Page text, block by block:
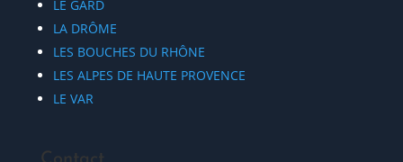
LE GARD
LA DRÔME
LES BOUCHES DU RHÔNE
LES ALPES DE HAUTE PROVENCE
LE VAR